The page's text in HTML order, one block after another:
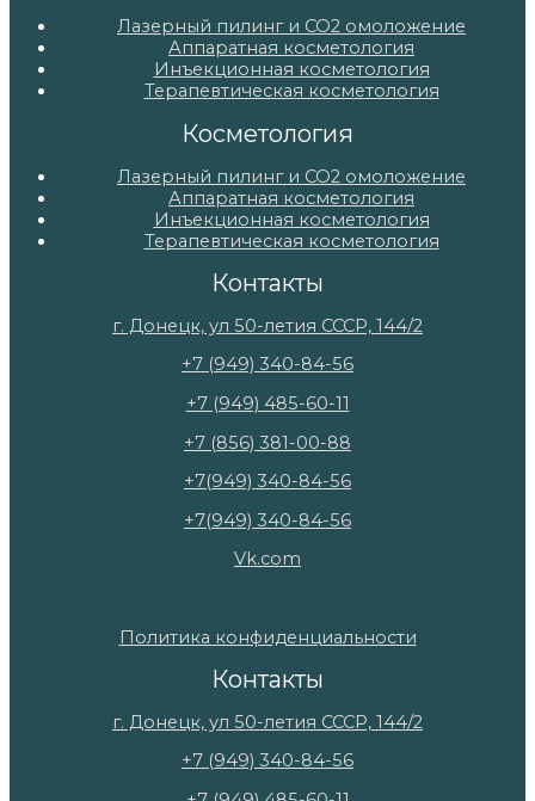
Лазерный пилинг и СО2 омоложение
Аппаратная косметология
Инъекционная косметология
Терапевтическая косметология
Косметология
Лазерный пилинг и СО2 омоложение
Аппаратная косметология
Инъекционная косметология
Терапевтическая косметология
Контакты
г. Донецк, ул 50-летия СССР, 144/2
+7 (949) 340-84-56
+7 (949) 485-60-11
+7 (856) 381-00-88
+7(949) 340-84-56
+7(949) 340-84-56
Vk.com
Политика конфиденциальности
Контакты
г. Донецк, ул 50-летия СССР, 144/2
+7 (949) 340-84-56